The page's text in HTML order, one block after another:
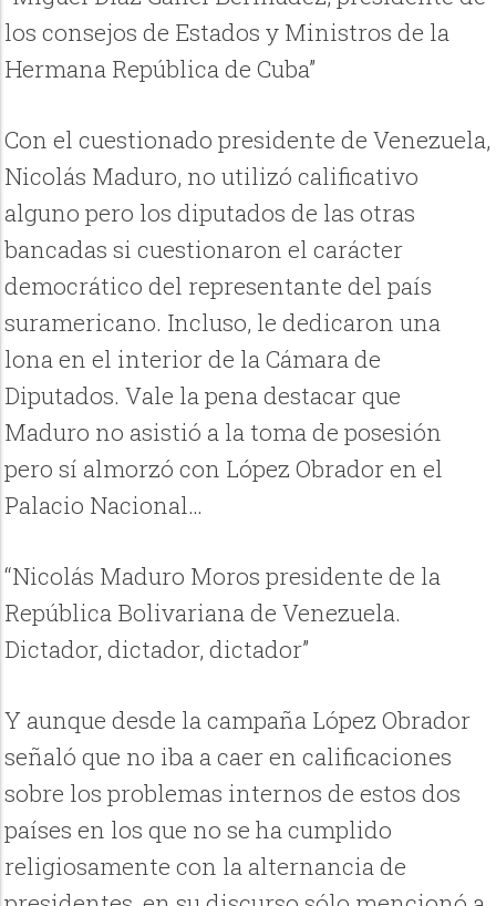
los consejos de Estados y Ministros de la
Hermana República de Cuba”
Con el cuestionado presidente de Venezuela,
Nicolás Maduro, no utilizó calificativo
alguno pero los diputados de las otras
bancadas si cuestionaron el carácter
democrático del representante del país
suramericano. Incluso, le dedicaron una
lona en el interior de la Cámara de
Diputados. Vale la pena destacar que
Maduro no asistió a la toma de posesión
pero sí almorzó con López Obrador en el
Palacio Nacional…
“Nicolás Maduro Moros presidente de la
República Bolivariana de Venezuela.
Dictador, dictador, dictador”
Y aunque desde la campaña López Obrador
señaló que no iba a caer en calificaciones
sobre los problemas internos de estos dos
países en los que no se ha cumplido
religiosamente con la alternancia de